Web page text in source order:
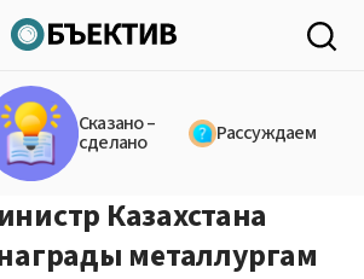
Сказано –
сделано Рассуждаем
Казахстана
металлургам